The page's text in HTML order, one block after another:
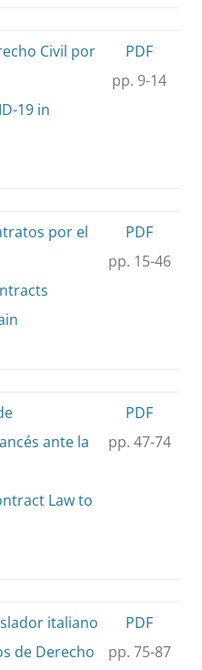
Civil por
19 in
PDF
pp. 9-14
por el
PDF
pp. 15-46
ante la
Law to
PDF
pp. 47-74
italiano
de Derecho
PDF
pp. 75-87